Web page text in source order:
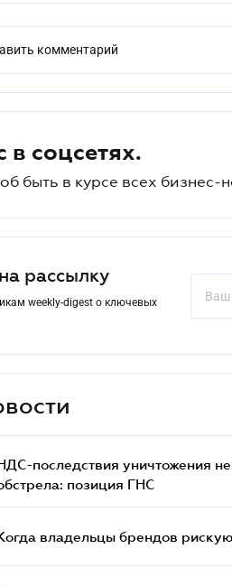
комментарий
в соцсетях.
быть в курсе всех бизнес-
рассылку
weekly-digest о ключевых
последствия уничтожения
позиция ГНС
владельцы брендов